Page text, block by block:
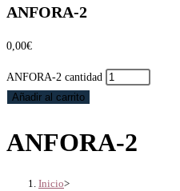
ANFORA-2
0,00€
ANFORA-2 cantidad
Añadir al carrito
ANFORA-2
Inicio>